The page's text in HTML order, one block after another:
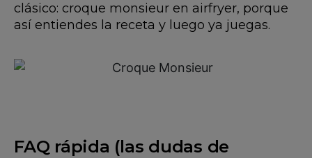
clásico: croque monsieur en airfryer, porque
así entiendes la receta y luego ya juegas.
FAQ rápida (las dudas de